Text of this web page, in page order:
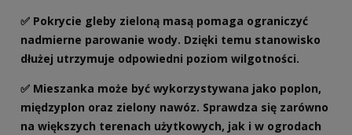
✅ Pokrycie gleby zieloną masą pomaga ograniczyć
nadmierne parowanie wody. Dzięki temu stanowisko
dłużej utrzymuje odpowiedni poziom wilgotności.
✅ Mieszanka może być wykorzystywana jako poplon,
międzyplon oraz zielony nawóz. Sprawdza się zarówno
na większych terenach użytkowych, jak i w ogrodach